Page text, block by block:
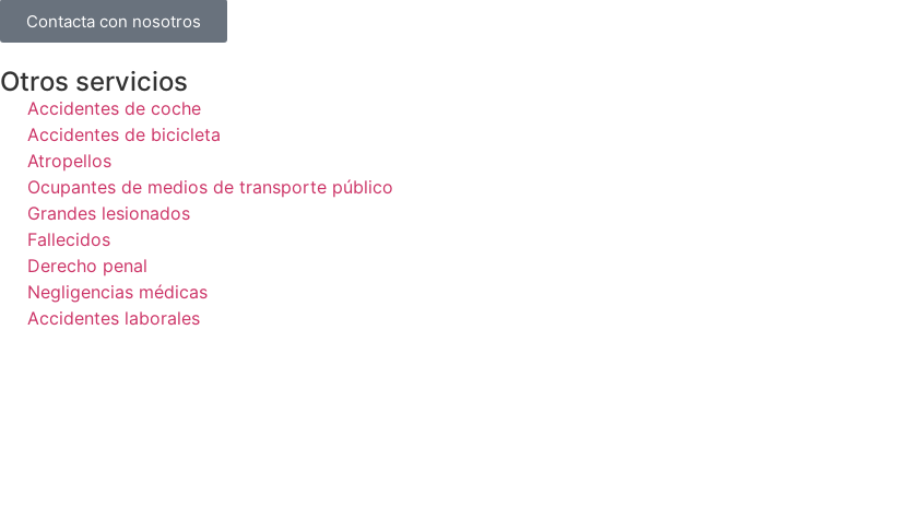
Contacta con nosotros
Otros servicios
Accidentes de coche
Accidentes de bicicleta
Atropellos
Ocupantes de medios de transporte público
Grandes lesionados
Fallecidos
Derecho penal
Negligencias médicas
Accidentes laborales